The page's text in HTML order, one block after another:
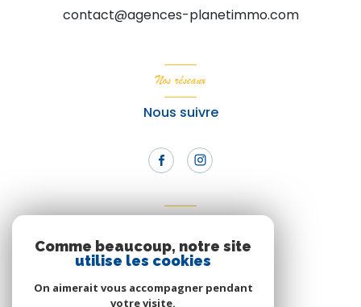
contact@agences-planetimmo.com
Nos réseaux
Nous suivre
Nous adhérons
Comme beaucoup, notre site
utilise les cookies
On aimerait vous accompagner pendant
votre visite.